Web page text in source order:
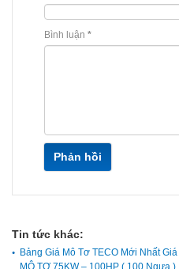
Bình luận *
Phản hồi
Tin tức khác:
Bảng Giá Mô Tơ TECO Mới Nhất
MÔ TƠ 75KW – 100HP ( 100 Ngựa